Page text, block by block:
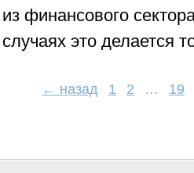
из финансового
случаях это делается
← назад 1 2 … 19